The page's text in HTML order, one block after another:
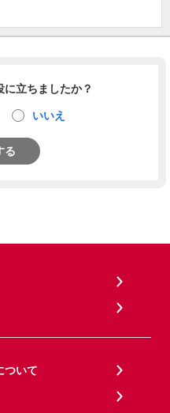
立ちましたか？
いいえ
る
ついて